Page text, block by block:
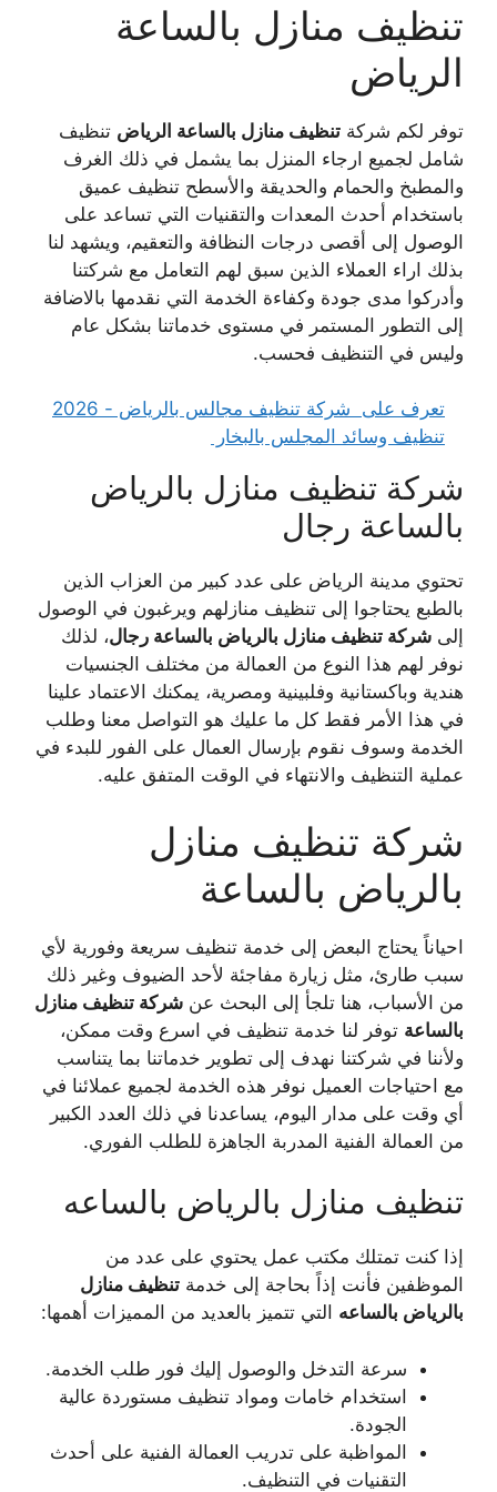
تنظيف منازل بالساعة
الرياض
توفر لكم شركة تنظيف منازل بالساعة الرياض تنظيف
شامل لجميع ارجاء المنزل بما يشمل في ذلك الغرف
والمطبخ والحمام والحديقة والأسطح تنظيف عميق
باستخدام أحدث المعدات والتقنيات التي تساعد على
الوصول إلى أقصى درجات النظافة والتعقيم، ويشهد لنا
بذلك اراء العملاء الذين سبق لهم التعامل مع شركتنا
وأدركوا مدى جودة وكفاءة الخدمة التي نقدمها بالاضافة
إلى التطور المستمر في مستوى خدماتنا بشكل عام
وليس في التنظيف فحسب.
تعرف على
شركة تنظيف مجالس بالرياض - 2026
تنظيف وسائد المجلس بالبخار
شركة تنظيف منازل بالرياض
بالساعة رجال
تحتوي مدينة الرياض على عدد كبير من العزاب الذين
بالطبع يحتاجوا إلى تنظيف منازلهم ويرغبون في الوصول
إلى شركة تنظيف منازل بالرياض بالساعة رجال، لذلك
نوفر لهم هذا النوع من العمالة من مختلف الجنسيات
هندية وباكستانية وفلبينية ومصرية، يمكنك الاعتماد علينا
في هذا الأمر فقط كل ما عليك هو التواصل معنا وطلب
الخدمة وسوف نقوم بإرسال العمال على الفور للبدء في
عملية التنظيف والانتهاء في الوقت المتفق عليه.
شركة تنظيف منازل
بالرياض بالساعة
احياناً يحتاج البعض إلى خدمة تنظيف سريعة وفورية لأي
سبب طارئ، مثل زيارة مفاجئة لأحد الضيوف وغير ذلك
من الأسباب، هنا تلجأ إلى البحث عن شركة تنظيف منازل
بالساعة توفر لنا خدمة تنظيف في اسرع وقت ممكن،
ولأننا في شركتنا نهدف إلى تطوير خدماتنا بما يتناسب
مع احتياجات العميل نوفر هذه الخدمة لجميع عملائنا في
أي وقت على مدار اليوم، يساعدنا في ذلك العدد الكبير
من العمالة الفنية المدربة الجاهزة للطلب الفوري.
تنظيف منازل بالرياض بالساعه
إذا كنت تمتلك مكتب عمل يحتوي على عدد من
الموظفين فأنت إذاً بحاجة إلى خدمة تنظيف منازل
بالرياض بالساعه التي تتميز بالعديد من المميزات أهمها:
سرعة التدخل والوصول إليك فور طلب الخدمة.
استخدام خامات ومواد تنظيف مستوردة عالية
الجودة.
المواظبة على تدريب العمالة الفنية على أحدث
التقنيات في التنظيف.